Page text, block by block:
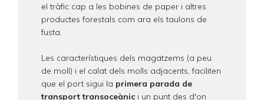
el tràfic cap a les bobines de paper i altres
productes forestals com ara els taulons de
fusta.
Les característiques dels magatzems (a peu
de moll) i el calat dels molls adjacents, faciliten
que el port sigui la primera parada de
transport transoceànic i un punt des d'on